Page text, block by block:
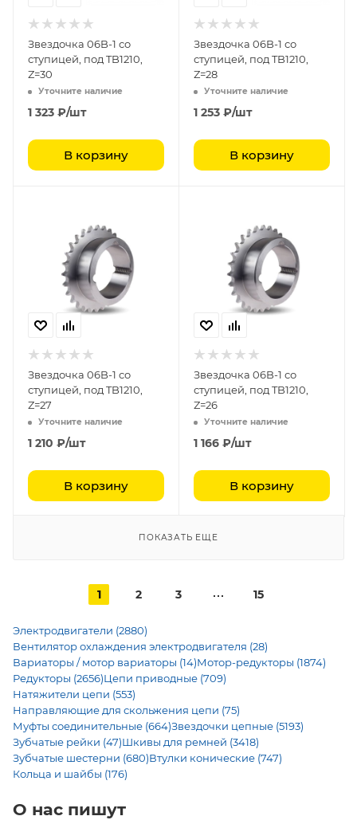
Звездочка 06B-1 со
ступицей, под TB1210,
Z=30
Уточните наличие
1 323 ₽/шт
В корзину
Звездочка 06B-1 со
ступицей, под TB1210,
Z=28
Уточните наличие
1 253 ₽/шт
В корзину
Звездочка 06B-1 со
ступицей, под TB1210,
Z=27
Уточните наличие
1 210 ₽/шт
В корзину
Звездочка 06B-1 со
ступицей, под TB1210,
Z=26
Уточните наличие
1 166 ₽/шт
В корзину
ПОКАЗАТЬ ЕЩЕ
1 2 3 15
Электродвигатели (2880)
Вентилятор охлаждения электродвигателя (28)
Вариаторы / мотор вариаторы (14)Мотор-редукторы (1874)
Редукторы (2656)Цепи приводные (709)
Натяжители цепи (553)
Направляющие для скольжения цепи (75)
Муфты соединительные (664)Звездочки цепные (5193)
Зубчатые рейки (47)Шкивы для ремней (3418)
Зубчатые шестерни (680)Втулки конические (747)
Кольца и шайбы (176)
О нас пишут